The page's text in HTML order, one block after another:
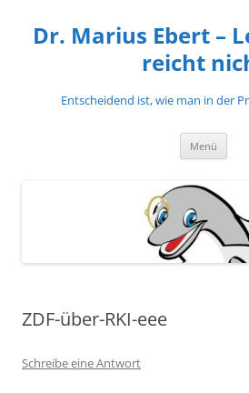
springen
Dr. Marius Ebert –
reicht
Entscheidend ist, wie man in der
Menü
ZDF-über-RKI-eee
Schreibe eine Antwort